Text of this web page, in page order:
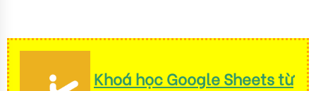
Khoá học Google Sheets từ